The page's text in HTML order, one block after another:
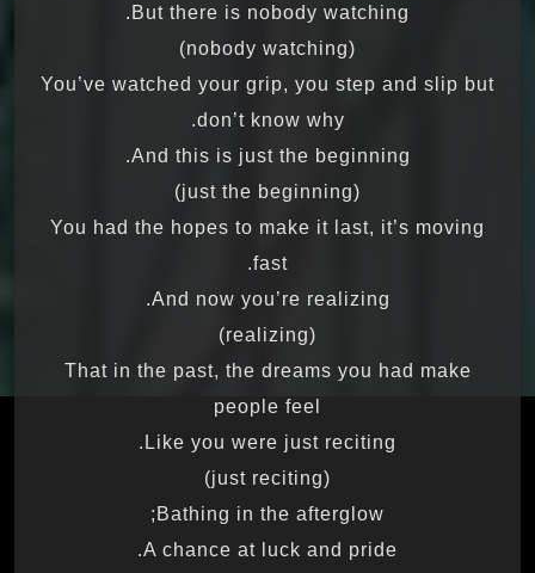
But there is nobody watching.
(nobody watching)
You’ve watched your grip, you step and slip but
don’t know why.
And this is just the beginning.
(just the beginning)
You had the hopes to make it last, it’s moving
fast.
And now you’re realizing.
(realizing)
That in the past, the dreams you had make
people feel
Like you were just reciting.
(just reciting)
Bathing in the afterglow;
A chance at luck and pride.